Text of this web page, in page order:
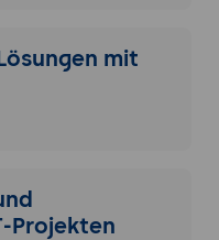
mit
Projekten